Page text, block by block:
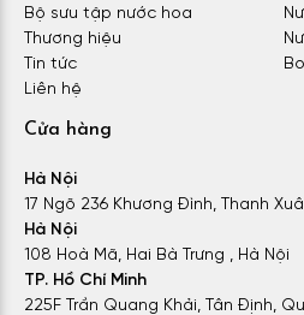
Bộ sưu tập nước hoa
Thương hiệu
Tin tức
Liên hệ
Cửa hàng
Hà Nội
17 Ngõ 236 Khương Đình, Thanh
Hà Nội
108 Hoà Mã, Hai Bà Trưng , Hà Nội
TP. Hồ Chí Minh
225F Trần Quang Khải, Tân Định,